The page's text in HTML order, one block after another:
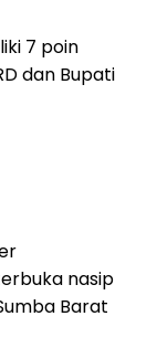
7 poin
dan Bupati
nasip
Barat